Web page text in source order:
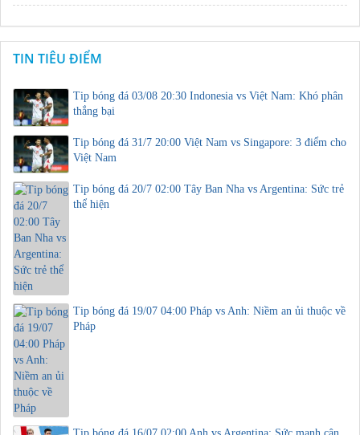
TIN TIÊU ĐIỂM
Tip bóng đá 03/08 20:30 Indonesia vs Việt Nam: Khó phân
thắng bại
Tip bóng đá 31/7 20:00 Việt Nam vs Singapore: 3 điểm cho
Việt Nam
Tip bóng đá 20/7 02:00 Tây Ban Nha vs Argentina: Sức trẻ
thể hiện
Tip bóng đá 19/07 04:00 Pháp vs Anh: Niềm an ủi thuộc về
Pháp